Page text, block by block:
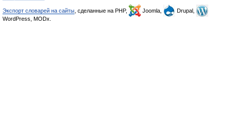
Экспорт словарей на сайты , сделанные на PHP, Joomla,
Drupal,
WordPress, MODx.